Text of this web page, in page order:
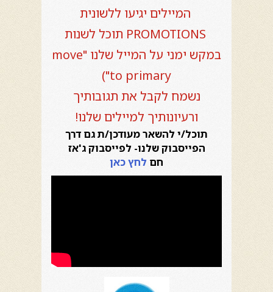
המיילים יגיעו ללשונית
PROMOTIONS תוכל לשנות
במקש ימני על המייל שלנו "move
to primary")
נשמח לקבל את תגובותיך
ורעיונותיך למיילים שלנו!
תוכל/י להשאר מעודכן/ת גם דרך
הפייסבוק שלנו- לפייסבוק ג'אז
חם לחץ כאן